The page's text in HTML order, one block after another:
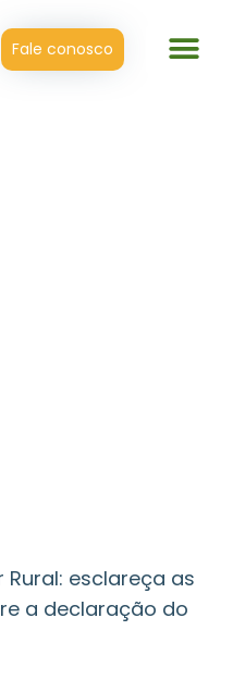
Fale conosco
Rural: esclareça as
a declaração do